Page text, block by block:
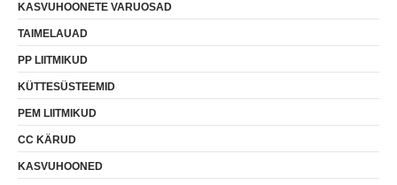
KASVUHOONETE VARUOSAD
TAIMELAUAD
PP LIITMIKUD
KÜTTESÜSTEEMID
PEM LIITMIKUD
CC KÄRUD
KASVUHOONED